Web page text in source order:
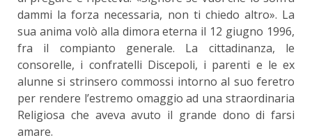
dammi la forza necessaria, non ti chiedo altro». La
sua anima volò alla dimora eterna il 12 giugno 1996,
fra il compianto generale. La cittadinanza, le
consorelle, i confratelli Discepoli, i parenti e le ex
alunne si strinsero commossi intorno al suo feretro
per rendere l’estremo omaggio ad una straordinaria
Religiosa che aveva avuto il grande dono di farsi
amare.